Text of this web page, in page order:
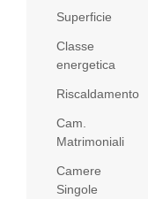
Superficie
Classe
energetica
Riscaldamento
Cam.
Matrimoniali
Camere
Singole